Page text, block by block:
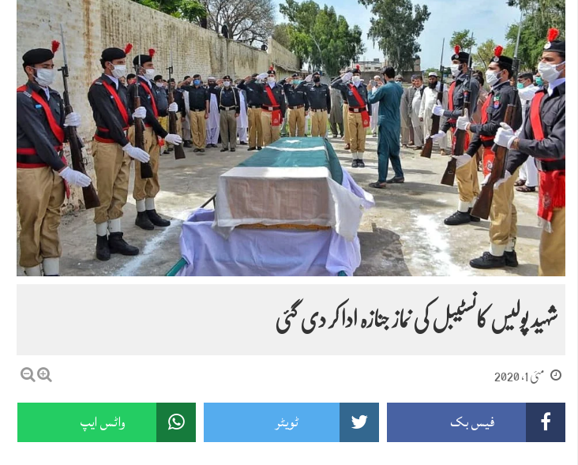
شہید پولیس کانسٹیبل کی نماز جنازہ ادا کر دی گئی
مئی 1, 2020
فیس بک ٹویٹر واٹس ایپ